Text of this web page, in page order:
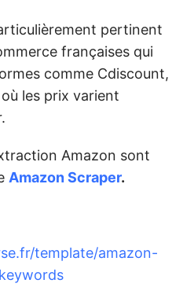
pertinent
françaises qui
comme Cdiscount,
les prix varient
Amazon sont
Amazon Scraper.
template/amazon-